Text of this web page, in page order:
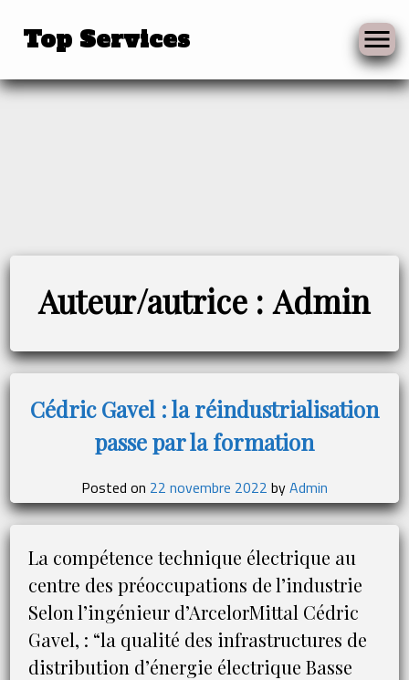
Skip
content
Top Services
Auteur/autrice : Admin
Cédric Gavel : la réindustrialisation
passe par la formation
Posted on 22 novembre 2022 byAdmin
La compétence technique électrique au
centre des préoccupations de l’industrie
Selon l’ingénieur d’ArcelorMittal Cédric
Gavel, : “la qualité des infrastructures de
distribution d’énergie électrique Basse